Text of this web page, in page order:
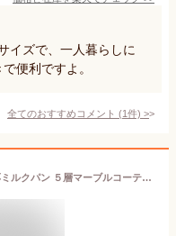
イズで、一人暮らしに
便利ですよ。
全てのおすすめコメント (1件) >
CAROTE 片手鍋16cm蓋付き IH対応ミルクパン ５層マーブルコーティング くっつかなく手入れ簡単一人鍋 煮物 揚げ物 １年保証 EW(16cm)